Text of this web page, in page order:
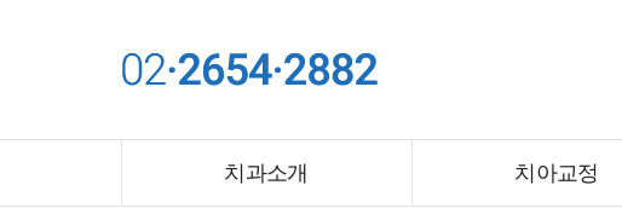
치과소개 치아교정
인사말&의료진소개 저서 및 연구활동
연령별교정